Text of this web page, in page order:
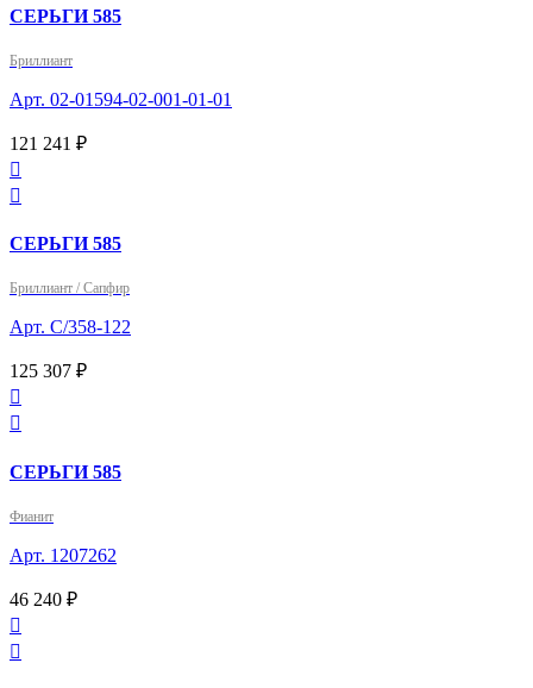
СЕРЬГИ 585
Бриллиант
Арт. 02-01594-02-001-01-01
121 241 ₽


СЕРЬГИ 585
Бриллиант / Сапфир
Арт. С/358-122
125 307 ₽


СЕРЬГИ 585
Фианит
Арт. 1207262
46 240 ₽

